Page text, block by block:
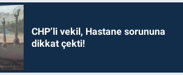
CHP’li vekil, Hastane sorununa
dikkat çekti!